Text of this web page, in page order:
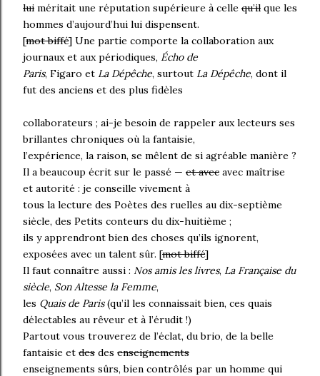
lui méritait une réputation supérieure à celle qu’il que les
hommes d’aujourd’hui lui dispensent.
[mot biffé] Une partie comporte la collaboration aux
journaux et aux périodiques, Écho de
Paris, Figaro et La Dépêche, surtout La Dépêche, dont il
fut des anciens et des plus fidèles
collaborateurs ; ai-je besoin de rappeler aux lecteurs ses
brillantes chroniques où la fantaisie,
l’expérience, la raison, se mêlent de si agréable manière ?
Il a beaucoup écrit sur le passé — et avec avec maîtrise
et autorité : je conseille vivement à
tous la lecture des Poètes des ruelles au dix-septième
siècle, des Petits conteurs du dix-huitième ;
ils y apprendront bien des choses qu’ils ignorent,
exposées avec un talent sûr. [mot biffé]
Il faut connaître aussi : Nos amis les livres, La Française du
siècle, Son Altesse la Femme,
les Quais de Paris(qu’il les connaissait bien, ces quais
délectables au rêveur et à l’érudit !)
Partout vous trouverez de l’éclat, du brio, de la belle
fantaisie et des des enseignements
enseignements sûrs, bien contrôlés par un homme qui